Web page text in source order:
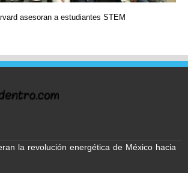
asesoran a estudiantes STEM
la revolución energética de México hacia